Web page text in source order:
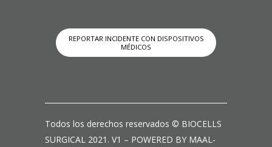
REPORTAR INCIDENTE CON DISPOSITIVOS
MÉDICOS
Todos los derechos reservados © BIOCELLS
SURGICAL 2021. V1 – POWERED BY MAAL-